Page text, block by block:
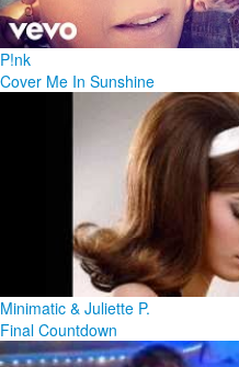
P!nk
Cover Me In Sunshine
Minimatic & Juliette P.
Final Countdown